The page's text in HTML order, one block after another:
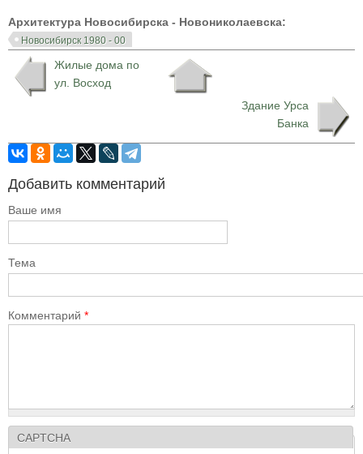
Архитектура Новосибирска - Новониколаевска:
Новосибирск 1980 - 00
Жилые дома по
ул. Восход
Здание Урса
Банка
Добавить комментарий
Ваше имя
Тема
Комментарий *
CAPTCHA